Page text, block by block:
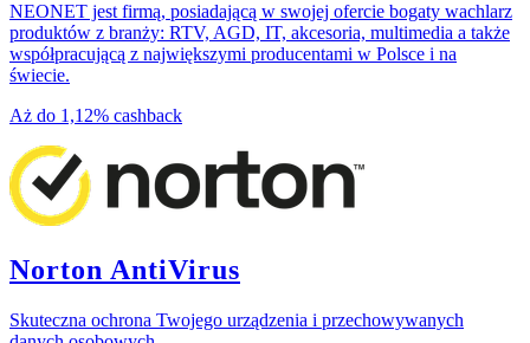
NEONET jest firmą, posiadającą w swojej ofercie bogaty wachlarz
produktów z branży: RTV, AGD, IT, akcesoria, multimedia a także
współpracującą z największymi producentami w Polsce i na
świecie.
Aż do 1,12% cashback
Norton AntiVirus
Skuteczna ochrona Twojego urządzenia i przechowywanych